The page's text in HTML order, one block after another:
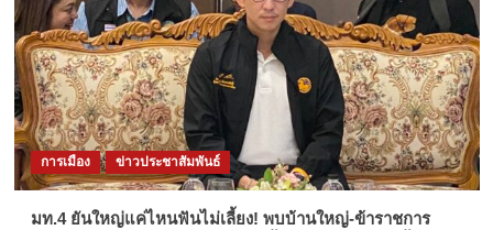
การเมือง ข่าวประชาสัมพันธ์
มท.4 ยันใหญ่แค่ไหนฟันไม่เลี้ยง! พบบ้านใหญ่-ข้าราชการ